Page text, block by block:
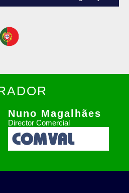
Nuno Magalhães
Director Comercial